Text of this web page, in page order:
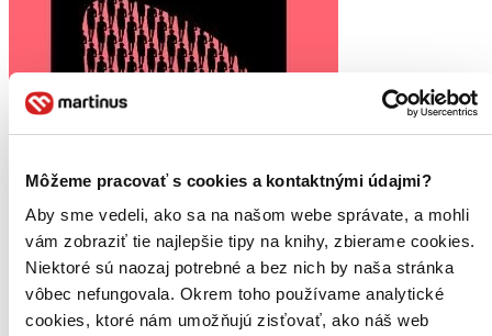
Môžeme pracovať s cookies a kontaktnými údajmi?
Aby sme vedeli, ako sa na našom webe správate, a mohli
vám zobraziť tie najlepšie tipy na knihy, zbierame cookies.
Niektoré sú naozaj potrebné a bez nich by naša stránka
vôbec nefungovala. Okrem toho používame analytické
cookies, ktoré nám umožňujú zisťovať, ako náš web